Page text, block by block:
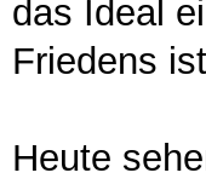
das Ideal
Friedens
Heute